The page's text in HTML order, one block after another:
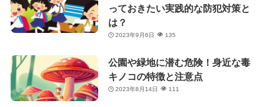
っておきたい実践的な防犯対策と
は？
2023年9月6日 135
公園や緑地に潜む危険！身近な毒
キノコの特徴と注意点
2023年8月14日 111